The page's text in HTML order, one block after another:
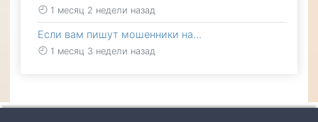
1 месяц 2 недели назад
Если вам пишут мошенники на…
1 месяц 3 недели назад